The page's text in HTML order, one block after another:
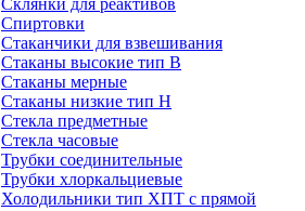
Склянки для реактивов
Спиртовки
Стаканчики для взвешивания
Стаканы высокие тип В
Стаканы мерные
Стаканы низкие тип Н
Стекла предметные
Стекла часовые
Трубки соединительные
Трубки хлоркальциевые
Холодильники тип ХПТ с прямой